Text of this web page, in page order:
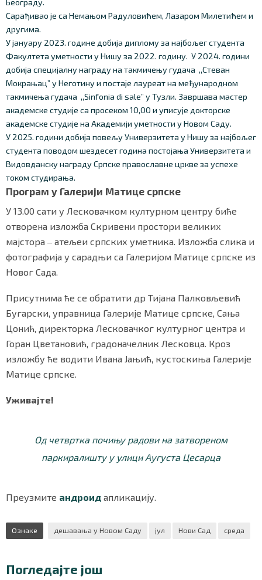
Београду.
Сарађивао је са Немањом Радуловићем, Лазаром Милетићем и
другима.
У јануару 2023. године добија диплому за најбољег студента
Факултета уметности у Нишу за 2022. годину. У 2024. години
добија специјалну награду на такмичењу гудача ,,Стеван
Мокрањац” у Неготину и постаје лауреат на међународном
такмичења гудача ,,Sinfonia di sale” у Тузли. Завршава мастер
академске студије са просеком 10,00 и уписује докторске
академске студије на Академији уметности у Новом Саду.
У 2025. години добија повељу Универзитета у Нишу за најбољег
студента поводом шездесет година постојања Универзитета и
Видовданску награду Српске православне цркве за успехе
током студирања.
Програм у Галерији Матице српске
У 13.00 сати у Лесковачком културном центру биће
отворена изложба Скривени простори великих
мајстора ‒ атељеи српских уметника. Изложба слика и
фотографија у сарадњи са Галеријом Матице српске из
Новог Сада.
Присутнима ће се обратити др Тијана Палковљевић
Бугарски, управница Галерије Матице српске, Сања
Цонић, директорка Лесковачког културног центра и
Горан Цветановић, градоначелник Лесковца. Кроз
изложбу ће водити Ивана Јањић, кустоскиња Галерије
Матице српске.
Уживајте!
Од четвртка почињу радови на затвореном
паркиралишту у улици Аугуста Цесарца
Преузмите андроид апликацију.
Ознаке дешавања у Новом Саду јул Нови Сад среда
Погледајте још